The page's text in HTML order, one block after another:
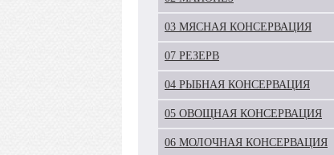
03 МЯСНАЯ КОНСЕРВАЦИЯ
07 РЕЗЕРВ
04 РЫБНАЯ КОНСЕРВАЦИЯ
05 ОВОЩНАЯ КОНСЕРВАЦИЯ
06 МОЛОЧНАЯ КОНСЕРВАЦИЯ